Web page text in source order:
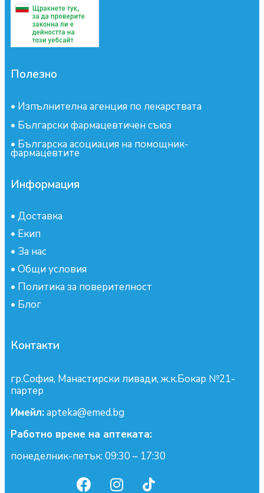
Полезно
• Изпълнителна агенция по лекарствата
• Български фармацевтичен съюз
• Българска асоциация на помощник-
фармацевтите
Информация
• Доставка
• Екип
• За нас
• Общи условия
• Политика за поверителност
• Блог
Контакти
гр.София, Манастирски ливади, ж.к.Бокар №21-
партер
Имейл:apteka@emed.bg
Работно време на аптеката:
понеделник-петък: 09:30 – 17:30